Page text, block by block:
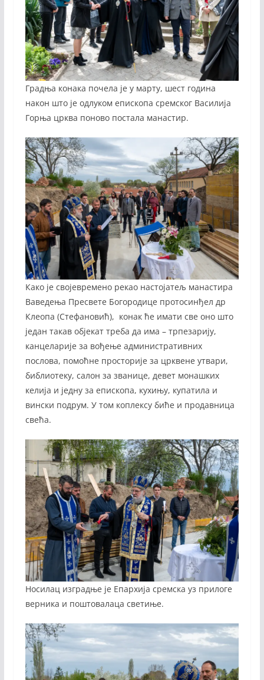
Градња конака почела је у марту, шест година
након што је одлуком епископа сремског Василија
Горња црква поново постала манастир.
Како је својевремено рекао настојатељ манастира
Ваведења Пресвете Богородице протосинђел др
Клеопа (Стефановић), конак ће имати све оно што
један такав објекат треба да има – трпезарију,
канцеларије за вођење административних
послова, помоћне просторије за црквене утвари,
библиотеку, салон за званице, девет монашких
келија и једну за епископа, кухињу, купатила и
вински подрум. У том коплексу биће и продавница
свећа.
Носилац изградње је Епархија сремска уз прилоге
верника и поштовалаца светиње.